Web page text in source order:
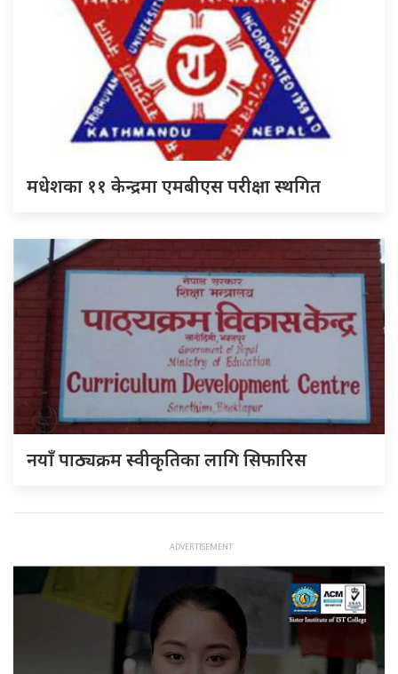
मधेशका ११ केन्द्रमा एमबीएस परीक्षा स्थगित
नयाँ पाठ्यक्रम स्वीकृतिका लागि सिफारिस